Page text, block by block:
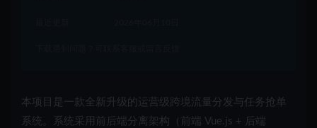
本项目是一款全新升级的运营级跨境流量分发与任务抢单
系统。系统采用前后端分离架构（前端 Vue.js + 后端